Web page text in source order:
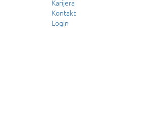
Karijera
Kontakt
Login